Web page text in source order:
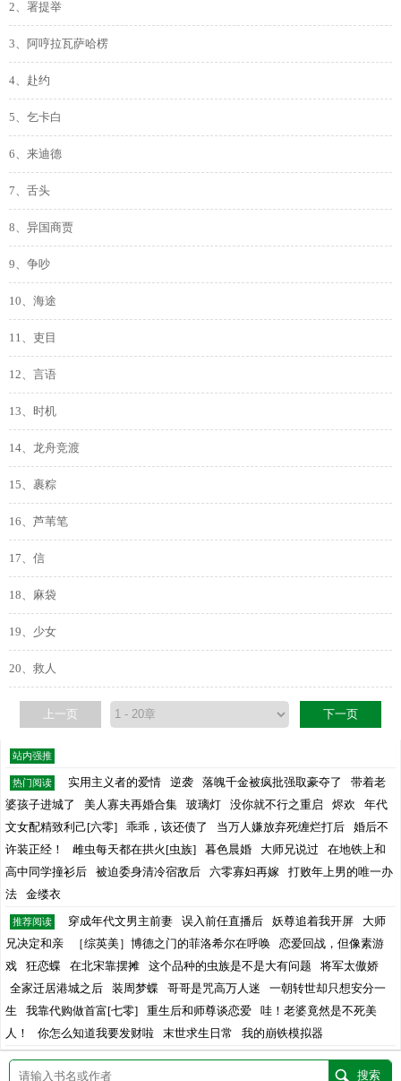
2、署提举
3、阿哼拉瓦萨哈楞
4、赴约
5、乞卡白
6、来迪德
7、舌头
8、异国商贾
9、争吵
10、海途
11、吏目
12、言语
13、时机
14、龙舟竞渡
15、裹粽
16、芦苇笔
17、信
18、麻袋
19、少女
20、救人
上一页 下一页
站内强推
热门阅读 实用主义者的爱情 逆袭 落魄千金被疯批强取豪夺了
带着老
婆孩子进城了
美人寡夫再婚合集 玻璃灯 没你就不行之重启 烬欢
年代
文女配精致利己[六零]
乖乖，该还债了 当万人嫌放弃死缠烂打后
婚后不
许装正经！
雌虫每天都在拱火[虫族] 暮色晨婚 大师兄说过
在地铁上和
高中同学撞衫后
被迫委身清冷宿敌后 六零寡妇再嫁
打败年上男的唯一办
法
金缕衣
推荐阅读 穿成年代文男主前妻 误入前任直播后 妖尊追着我开屏
大师
兄决定和亲
［综英美］博德之门的菲洛希尔在呼唤
恋爱回战，但像素游
戏
狂恋蝶 在北宋靠摆摊 这个品种的虫族是不是大有问题
将军太傲娇
全家迁居港城之后
装周梦蝶 哥哥是咒高万人迷
一朝转世却只想安分一
生
我靠代购做首富[七零] 重生后和师尊谈恋爱
哇！老婆竟然是不死美
人！
你怎么知道我要发财啦 末世求生日常 我的崩铁模拟器